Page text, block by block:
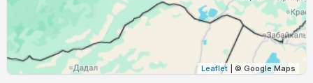
Leaflet | © Google Maps